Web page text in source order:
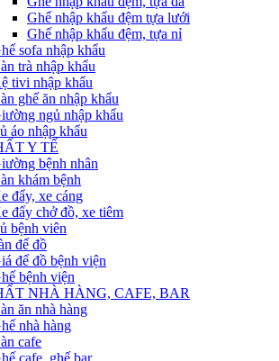
Ghế nhập khẩu đệm tựa lưới
Ghế nhập khẩu đệm, tựa nỉ
sofa nhập khẩu
trà nhập khẩu
tivi nhập khẩu
ghế ăn nhập khẩu
ngủ nhập khẩu
áo nhập khẩu
Y TẾ
bệnh nhân
khám bệnh
đẩy, xe cáng
đẩy chở đồ, xe tiêm
bệnh viên
để đồ
để đồ bệnh viện
bệnh viện
NHÀ HÀNG, CAFE, BAR
ăn nhà hàng
nhà hàng
cafe
cafe, ghế bar